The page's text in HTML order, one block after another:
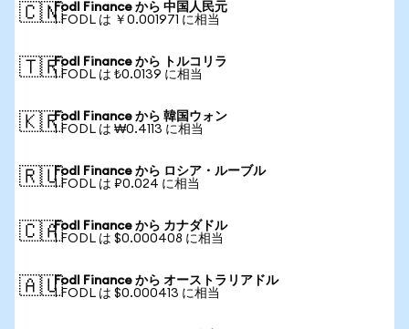
🇨🇳Fodl Finance から 中国人民元
1 FODL は ￥0.001971 に相当
🇹🇷Fodl Finance から トルコリラ
1 FODL は ₺0.0139 に相当
🇰🇷Fodl Finance から 韓国ウォン
1 FODL は ₩0.4113 に相当
🇷🇺Fodl Finance から ロシア・ルーブル
1 FODL は ₽0.024 に相当
🇨🇦Fodl Finance から カナダドル
1 FODL は $0.000408 に相当
🇦🇺Fodl Finance から オーストラリアドル
1 FODL は $0.000413 に相当